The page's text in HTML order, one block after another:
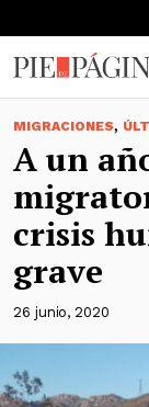
MIGRACIONES,
A un
crisis
grave
26 junio, 2020